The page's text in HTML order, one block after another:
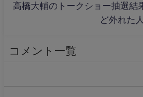
高橋大輔のトークショー抽選結
ど外れた
コメント一覧